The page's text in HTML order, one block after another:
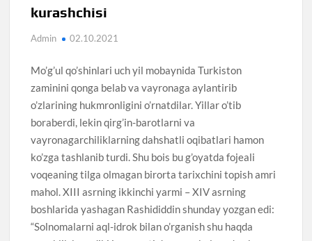
kurashchisi
Admin 02.10.2021
Mo’g’ul qo’shinlari uch yil mobaynida Turkiston
zaminini qonga belab va vayronaga aylantirib
o’zlarining hukmronligini o’rnatdilar. Yillar o’tib
boraberdi, lekin qirg’in-barotlarni va
vayronagarchiliklarning dahshatli oqibatlari hamon
ko’zga tashlanib turdi. Shu bois bu g’oyatda fojeali
voqeaning tilga olmagan birorta tarixchini topish amri
mahol. XIII asrning ikkinchi yarmi – XIV asrning
boshlarida yashagan Rashididdin shunday yozgan edi:
“Solnomalarni aql-idrok bilan o’rganish shu haqda